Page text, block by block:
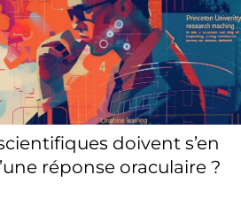
doivent s’en
réponse oraculaire ?